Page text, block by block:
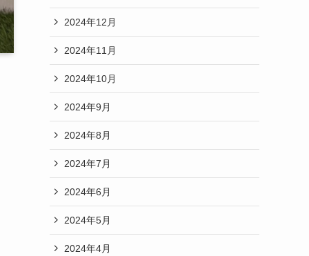
2024年12月
2024年11月
2024年10月
2024年9月
2024年8月
2024年7月
2024年6月
2024年5月
2024年4月